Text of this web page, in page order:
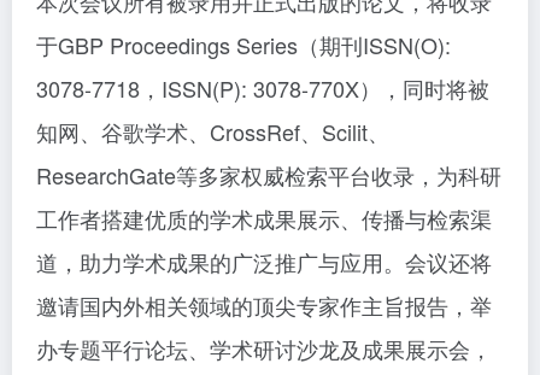
于GBP Proceedings Series（期刊ISSN(O):
3078-7718，ISSN(P): 3078-770X），同时将被
知网、谷歌学术、CrossRef、Scilit、
ResearchGate等多家权威检索平台收录，为科研
工作者搭建优质的学术成果展示、传播与检索渠
道，助力学术成果的广泛推广与应用。会议还将
邀请国内外相关领域的顶尖专家作主旨报告，举
办专题平行论坛、学术研讨沙龙及成果展示会，